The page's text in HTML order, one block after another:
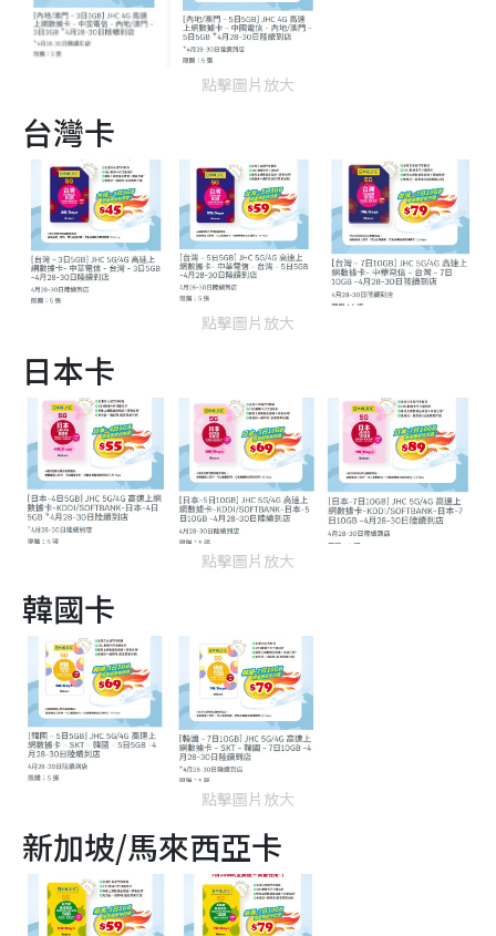
點擊圖片放大
台灣卡
點擊圖片放大
日本卡
點擊圖片放大
韓國卡
點擊圖片放大
新加坡/馬來西亞卡